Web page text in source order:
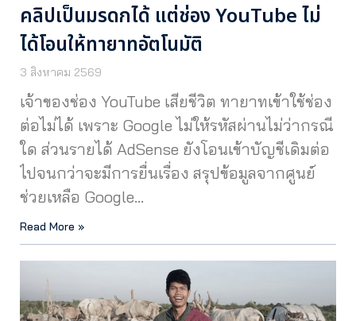
คลิปเป็นมรดกได้ แต่ช่อง YouTube ไม่
ได้โอนให้ทายาทอัตโนมัติ
3 สิงหาคม 2569
เจ้าของช่อง YouTube เสียชีวิต ทายาทเข้าใช้ช่อง
ต่อไม่ได้ เพราะ Google ไม่ให้รหัสผ่านไม่ว่ากรณี
ใด ส่วนรายได้ AdSense ยังโอนเข้าบัญชีเดิมต่อ
ไปจนกว่าจะมีการยื่นเรื่อง สรุปข้อมูลจากศูนย์
ช่วยเหลือ Google…
Read More »